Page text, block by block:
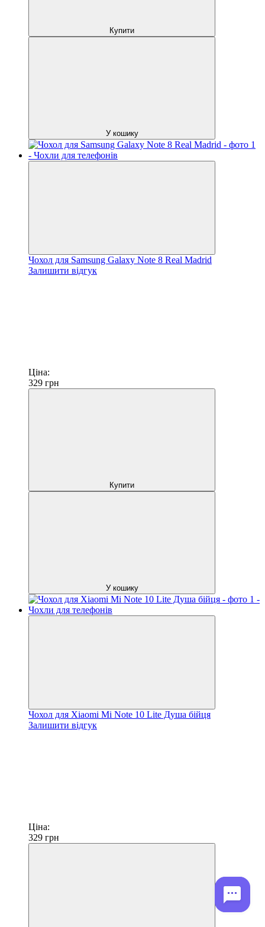
Купити
У кошику
Чохол для Samsung Galaxy Note 8 Real Madrid
Залишити відгук
Ціна:
329 грн
Купити
У кошику
Чохол для Xiaomi Mi Note 10 Lite Душа бійця
Залишити відгук
Ціна:
329 грн